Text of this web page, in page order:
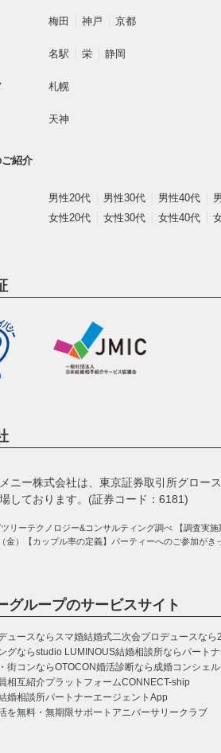
梅田 神戸 京都
名駅 栄 静岡
札幌
天神
紹介
男性20代 男性30代 男性40代
女性20代
女性30代 女性40代
ニー株式会社は、 東京証券取引所グロー
場しております。(証券コード：6181)
リーテクノロジー&コンサルティング調べ 【調査実施
金）【カップル率の定義】パーティーへのご参加がき
グループのサービスサイト
ュースならスマ婚結婚式二次会プロデュースなら
グならstudio LUMINOUS結婚相談所ならパート
街コンならOTOCON婚活診断なら成婚コンシェ
相互紹介プラットフォームCONNECT-ship
婚相談所パートナーエージェントApp
を無料・無期限サポートアニバーサリークラブ